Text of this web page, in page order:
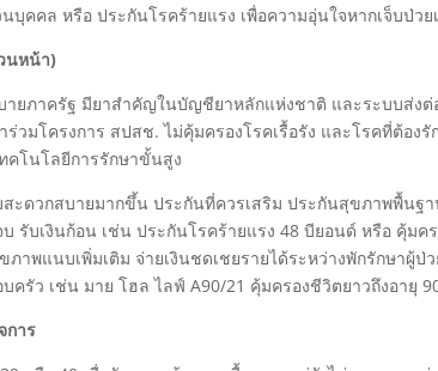
คคล หรือ ประกันโรคร้ายแรง เพื่อความอุ่นใจหากเจ็บป่วย
นหน้า)
ยภาครัฐ มียาสำคัญในบัญชียาหลักแห่งชาติ และระบบส่งต่
วมโครงการ สปสช. ไม่คุ้มครองโรคเรื้อรัง และโรคที่ต้อง
โนโลยีการรักษาขั้นสูง
ะดวกสบายมากขึ้น ประกันที่ควรเสริม ประกันสุขภาพพื้นฐ
รับเงินก้อน เช่น ประกันโรคร้ายแรง 48 บียอนด์ หรือ คุ้มค
าพแนบเพิ่มเติม จ่ายเงินชดเชยรายได้ระหว่างพักรักษาผู้ป่
ครัว เช่น มาย โฮล ไลฟ์ A90/21 คุ้มครองชีวิตยาวถึงอายุ
การ